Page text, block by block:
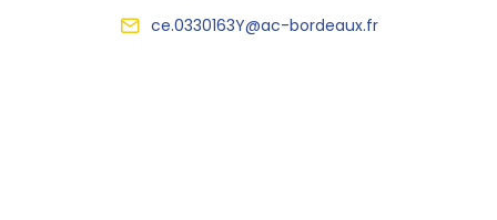
ce.0330163Y@ac-bordeaux.fr